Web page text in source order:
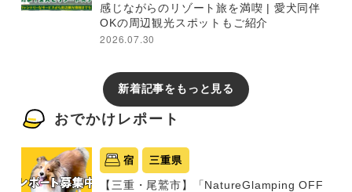
感じながらのリゾート旅を満喫 | 愛犬同伴
OKの周辺観光スポットもご紹介
2026.07.30
新着記事をもっと見る
おでかけレポート
宿 三重県
【三重・尾鷲市】「NatureGlamping OFF